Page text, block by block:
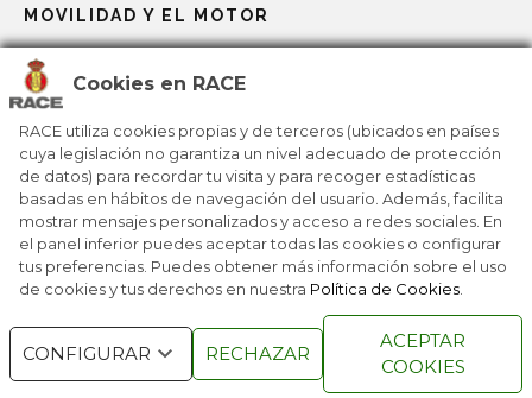
Cookies en RACE
RACE utiliza cookies propias y de terceros (ubicados en países
cuya legislación no garantiza un nivel adecuado de protección
de datos) para recordar tu visita y para recoger estadísticas
basadas en hábitos de navegación del usuario. Además, facilita
mostrar mensajes personalizados y acceso a redes sociales. En
el panel inferior puedes aceptar todas las cookies o configurar
tus preferencias. Puedes obtener más información sobre el uso
de cookies y tus derechos en nuestra Política de Cookies
CONFIGURAR RECHAZAR
ACEPTAR
COOKIES
MOVILIDAD Y EL MOTOR
EL CIRCUITO DE MADRID JARAMA-RACE ENTRA
EN LA ÉLITE MUNDIAL DE LA FÓRMULA E
EL CIRCUITO DE MADRID JARAMA–RACE SE
CONECTA A LA FÓRMULA E
TODOS LOS DERECHOS
RESERVADOS